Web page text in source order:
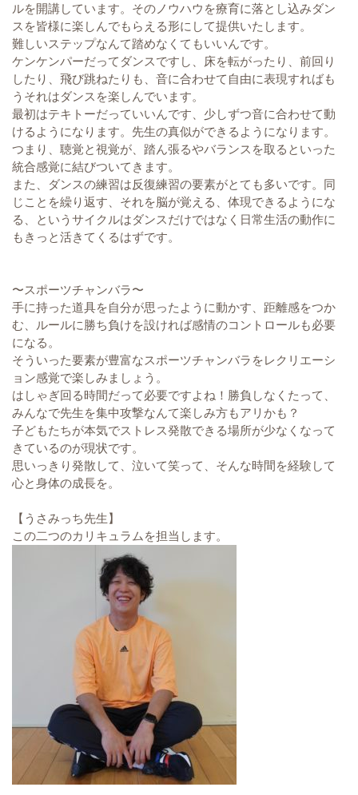
ルを開講しています。そのノウハウを療育に落とし込みダン
スを皆様に楽しんでもらえる形にして提供いたします。
難しいステップなんて踏めなくてもいいんです。
ケンケンパーだってダンスですし、床を転がったり、前回り
したり、飛び跳ねたりも、音に合わせて自由に表現すればも
うそれはダンスを楽しんでいます。
最初はテキトーだっていいんです、少しずつ音に合わせて動
けるようになります。先生の真似ができるようになります。
つまり、聴覚と視覚が、踏ん張るやバランスを取るといった
統合感覚に結びついてきます。
また、ダンスの練習は反復練習の要素がとても多いです。同
じことを繰り返す、それを脳が覚える、体現できるようにな
る、というサイクルはダンスだけではなく日常生活の動作に
もきっと活きてくるはずです。
〜スポーツチャンバラ〜
手に持った道具を自分が思ったように動かす、距離感をつか
む、ルールに勝ち負けを設ければ感情のコントロールも必要
になる。
そういった要素が豊富なスポーツチャンバラをレクリエーシ
ョン感覚で楽しみましょう。
はしゃぎ回る時間だって必要ですよね！勝負しなくたって、
みんなで先生を集中攻撃なんて楽しみ方もアリかも？
子どもたちが本気でストレス発散できる場所が少なくなって
きているのが現状です。
思いっきり発散して、泣いて笑って、そんな時間を経験して
心と身体の成長を。
【うさみっち先生】
この二つのカリキュラムを担当します。